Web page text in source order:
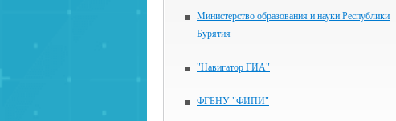
Министерство образования и науки Республики
Бурятия
"Навигатор ГИА"
ФГБНУ "ФИПИ"